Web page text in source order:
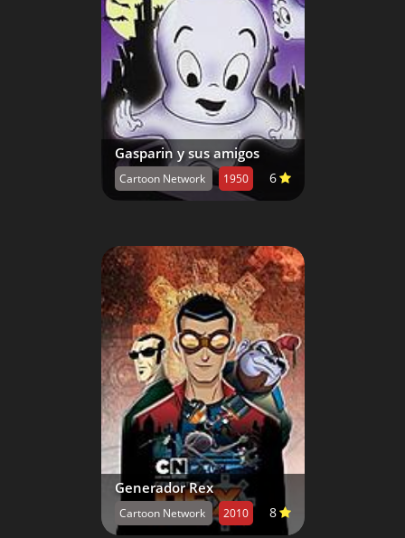
Gasparin y sus amigos
Cartoon Network 1950 6
Generador Rex
Cartoon Network 2010 8